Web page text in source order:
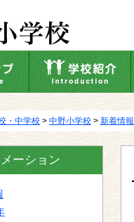
・中学校 > 中野小学校 > 新着情報
ーション